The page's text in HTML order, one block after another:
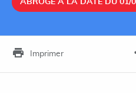
ABROGÉ À LA DATE DU 01/
Imprimer